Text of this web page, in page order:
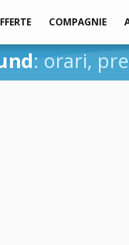
COMPAGNIE
: orari,